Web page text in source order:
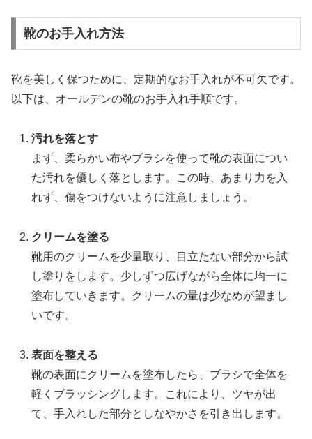
靴のお手入れ方法
靴を美しく保つために、定期的なお手入れが不可欠です。
以下は、オールデンの靴のお手入れ手順です。
汚れを落とす
まず、柔らかい布やブラシを使って靴の表面につい
た汚れを優しく落とします。この時、あまり力を入
れず、傷をつけないように注意しましょう。
クリームを塗る
靴用のクリームを少量取り、目立たない部分から試
し塗りをします。少しずつ広げながら全体に均一に
塗布していきます。クリームの量は少なめが望まし
いです。
表面を整える
靴の表面にクリームを塗布したら、ブラシで全体を
軽くブラッシングします。これにより、ツヤが出
て、手入れした部分としなやかさを引き出します。